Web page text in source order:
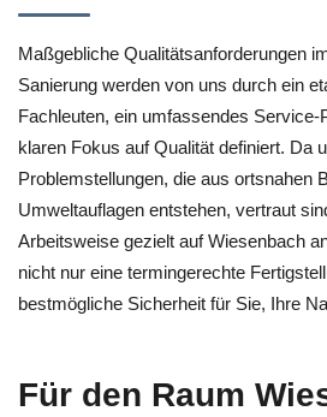
Maßgebliche Qualitätsanforderungen
Sanierung werden von uns durch ein
Fachleuten, ein umfassendes Service-
klaren Fokus auf Qualität definiert. Da
Problemstellungen, die aus ortsnahen
Umweltauflagen entstehen, vertraut
Arbeitsweise gezielt auf Wiesenbach
nicht nur eine termingerechte
bestmögliche Sicherheit für Sie, Ihre
Für den Raum